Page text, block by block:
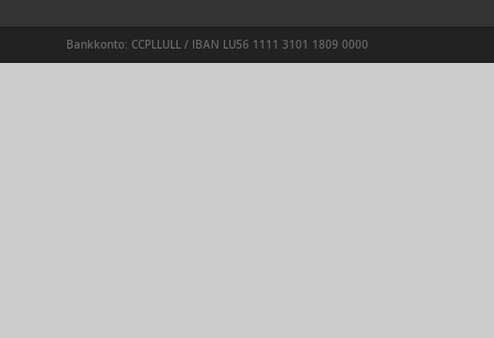
Bankkonto: CCPLLULL / IBAN LU56 1111 3101 1809 0000